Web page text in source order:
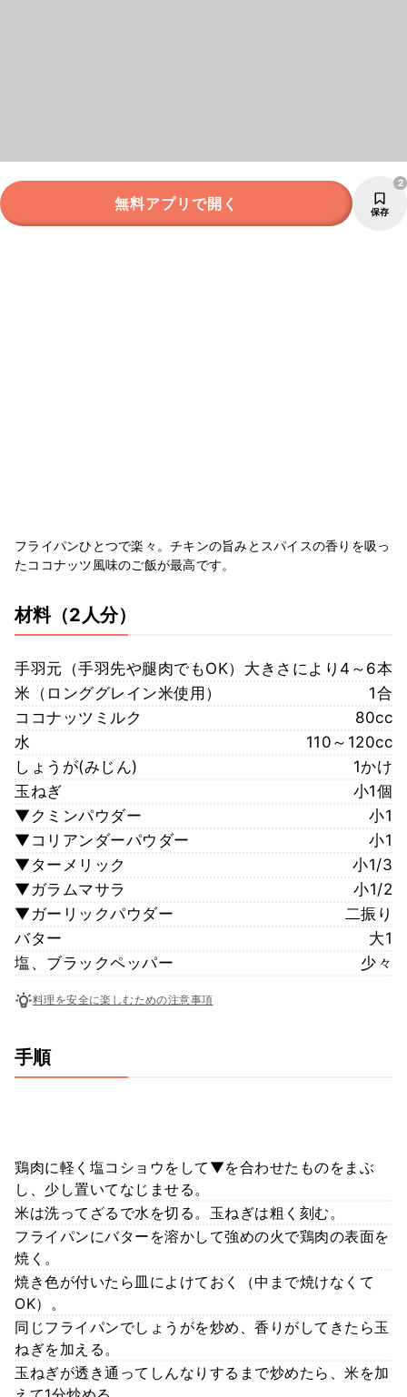
無料アプリで開く 保存
2
フライパンひとつで楽々。チキンの旨みとスパイスの香りを吸っ
たココナッツ風味のご飯が最高です。
材料（2人分）
手羽元（手羽先や腿肉でもOK） 大きさにより4～6本
米（ロンググレイン米使用）
1合
ココナッツミルク
80cc
水
110～120cc
しょうが(みじん)
1かけ
玉ねぎ
小1個
▼クミンパウダー
小1
▼コリアンダーパウダー
小1
▼ターメリック
小1/3
▼ガラムマサラ
小1/2
▼ガーリックパウダー
二振り
バター
大1
塩、ブラックペッパー
少々
料理を安全に楽しむための注意事項
手順
鶏肉に軽く塩コショウをして▼を合わせたものをまぶ
し、少し置いてなじませる。
米は洗ってざるで水を切る。玉ねぎは粗く刻む。
フライパンにバターを溶かして強めの火で鶏肉の表面を
焼く。
焼き色が付いたら皿によけておく（中まで焼けなくて
OK）。
同じフライパンでしょうがを炒め、香りがしてきたら玉
ねぎを加える。
玉ねぎが透き通ってしんなりするまで炒めたら、米を加